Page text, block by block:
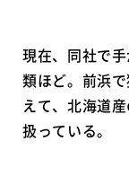
現在、同社で
類ほど。前浜
えて、北海道
扱っている。